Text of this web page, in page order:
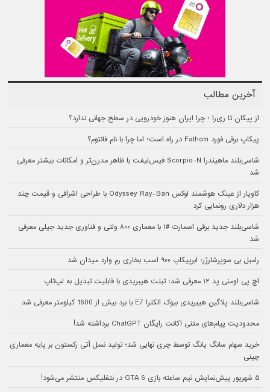
آخرین مطالب
از پیکان تا ری‌را ؛ چرا ایران هنوز خودرویی در سطح جهانی ندارد؟
پیکاپ برقی فورد Fathom در راه است؛ اما چرا با نام فانتوم؟
شاسی‌بلند ماهیندرا Scorpio-N فیس‌لیفت با ظاهر مدرن‌تر و امکانات بیشتر معرفی
شد
کاویار از عینک هوشمند لوکس Odyssey Ray-Ban با طراحی اشرافی و قیمت چند
هزار دلاری رونمایی کرد
شاسی‌بلند جدید برقی اسمارت #۱ با معماری ۸۰۰ ولتی و فناوری جدید جیلی معرفی
شد
رامبل بی سوپرشارژر؛ ابرپیکاپ ۹۰۰ اسب بخاری رم وارد میدان شد
اچ پی اومنی پد ۱۲ معرفی شد؛ تبلت هیبریدی با قابلیت تبدیل به لپ‌تاپ
شاسی‌بلند پلاگین هیبریدی بیوک الکترا E7 با برد بیش از 1600 کیلومتر معرفی شد
محدودیت پیام‌های متنی اکانت رایگان ChatGPT برداشته شد!
خرید سهام سانگ‌ یانگ توسط چری نهایی شد؛ تولید نسل آتی رکستون بر پایه معماری
چینی
۵ شهریور پیش‌نمایش نیم ساعته بازی GTA 6 در نتفلیکس منتشر می‌شود!